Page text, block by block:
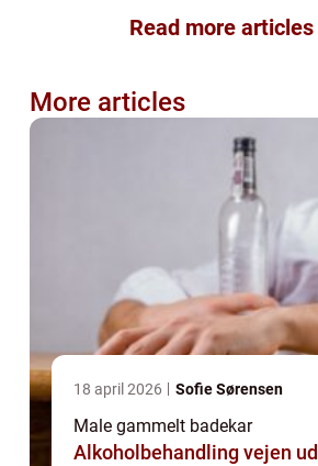
Read more
More articles
18 april 2026 Sofie Sørensen
Male gammelt badekar
Alkoholbehandling vejen ud af